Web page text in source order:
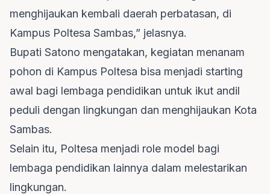
menghijaukan kembali daerah perbatasan, di
Kampus Poltesa Sambas,” jelasnya.
Bupati Satono mengatakan, kegiatan menanam
pohon di Kampus Poltesa bisa menjadi starting
awal bagi lembaga pendidikan untuk ikut andil
peduli dengan lingkungan dan menghijaukan Kota
Sambas.
Selain itu, Poltesa menjadi role model bagi
lembaga pendidikan lainnya dalam melestarikan
lingkungan.